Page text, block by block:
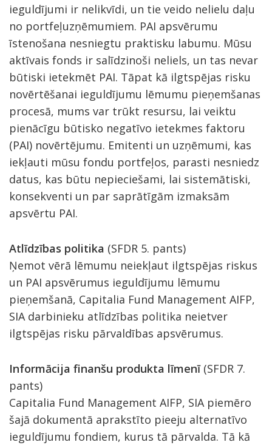
ieguldījumi ir nelikvīdi, un tie veido nelielu daļu
no portfeļuzņēmumiem. PAI apsvērumu
īstenošana nesniegtu praktisku labumu. Mūsu
aktīvais fonds ir salīdzinoši neliels, un tas nevar
būtiski ietekmēt PAI. Tāpat kā ilgtspējas risku
novērtēšanai ieguldījumu lēmumu pieņemšanas
procesā, mums var trūkt resursu, lai veiktu
pienācīgu būtisko negatīvo ietekmes faktoru
(PAI) novērtējumu. Emitenti un uzņēmumi, kas
iekļauti mūsu fondu portfeļos, parasti nesniedz
datus, kas būtu nepieciešami, lai sistemātiski,
konsekventi un par saprātīgām izmaksām
apsvērtu PAI.
Atlīdzības politika (SFDR 5. pants)
Ņemot vērā lēmumu neiekļaut ilgtspējas riskus
un PAI apsvērumus ieguldījumu lēmumu
pieņemšanā, Capitalia Fund Management AIFP,
SIA darbinieku atlīdzības politika neietver
ilgtspējas risku pārvaldības apsvērumus.
Informācija finanšu produkta līmenī(SFDR 7.
pants)
Capitalia Fund Management AIFP, SIA piemēro
šajā dokumentā aprakstīto pieeju alternatīvo
ieguldījumu fondiem, kurus tā pārvalda. Tā kā